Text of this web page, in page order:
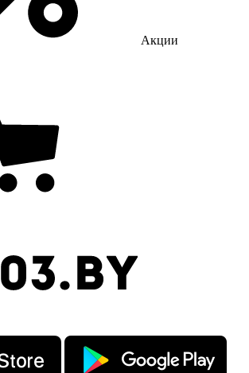
Акции